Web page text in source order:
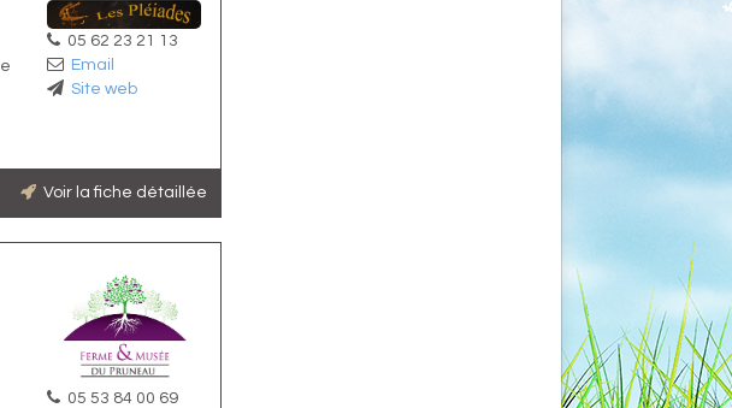
05 62 23 21 13
Email
Site web
Voir la fiche détaillée
05 53 84 00 69